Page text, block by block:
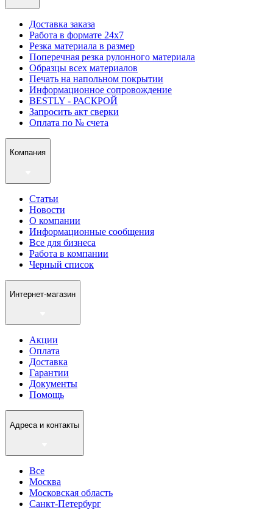
Доставка заказа
Работа в формате 24х7
Резка материала в размер
Поперечная резка рулонного материала
Образцы всех материалов
Печать на напольном покрытии
Информационное сопровождение
BESTLY - РАСКРОЙ
Запросить акт сверки
Оплата по № счета
Компания
Статьи
Новости
О компании
Информационные сообщения
Все для бизнеса
Работа в компании
Черный список
Интернет-магазин
Акции
Оплата
Доставка
Гарантии
Документы
Помощь
Адреса и контакты
Все
Москва
Московская область
Санкт-Петербург